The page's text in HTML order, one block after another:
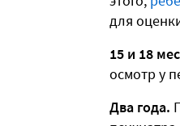
для
15 и 18
осмотр у
Два года.